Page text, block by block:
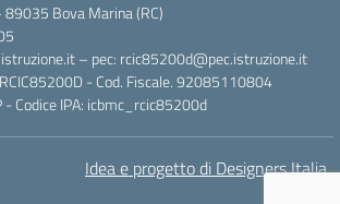
Bova Marina (RC)
– pec: rcic85200d@pec.istruzione.it
- Cod. Fiscale. 92085110804
- Codice IPA: icbmc_rcic85200d
Idea e progetto di Designers Italia